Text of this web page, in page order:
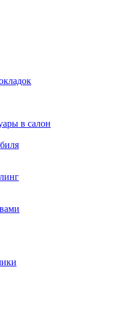
в салон